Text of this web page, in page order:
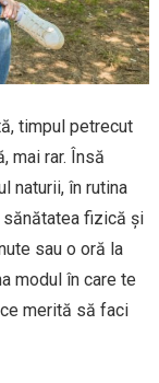
timpul petrecut
mai rar. Însă
naturii, în rutina
fizică și
sau o oră la
modul în care te
merită să faci